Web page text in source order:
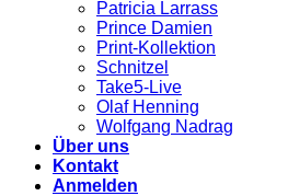
Patricia Larrass
Prince Damien
Print-Kollektion
Schnitzel
Take5-Live
Olaf Henning
Wolfgang Nadrag
Über uns
Kontakt
Anmelden